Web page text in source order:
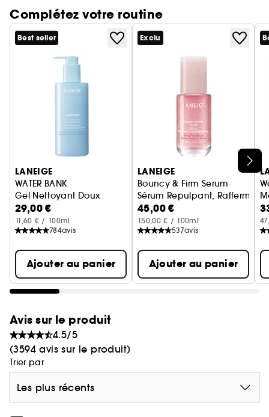
cutanée pour une peau plus résistante.
(céramides, cholestérol, acides gras) :
Contribuent à une hydratation maximale et
*1/2000 fois plus petite que l'acide hyaluronique
utilisé dans la première ligne Water Bank
Complétez votre routine
Ignorer le carrousel produits
Best seller
LANEIGE
WATER BANK
Gel Nettoyant Doux
29,00 €
11,60 € / 100ml
784avis
Ajouter au panier
Exclu
LANEIGE
Bouncy & Firm Serum
Sérum Repulpant,
45,00 €
150,00 € / 100ml
537avis
Ajouter au panier
Avis sur le produit
4.5/5
(3594 avis sur le produit)
Trier par
Les plus récents